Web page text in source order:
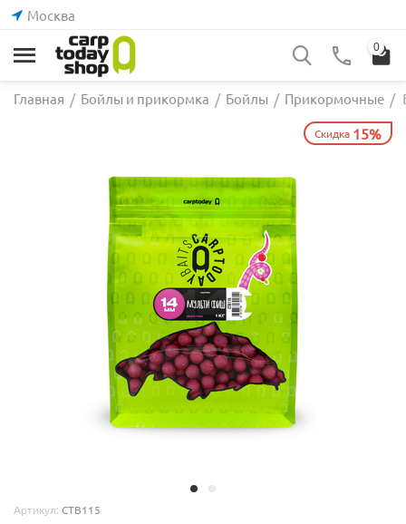
Москва
0
Главная / Бойлы и прикормка / Бойлы / Прикормочные /
Скидка 15%
Артикул: CTB115